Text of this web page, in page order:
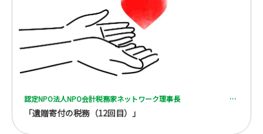
認定NPO法人NPO会計税務家ネットワーク理事長 一般社団法人 全国レガシーギフト協会理事 税理士 脇坂 誠也
「遺贈寄付の税務（12回目）」